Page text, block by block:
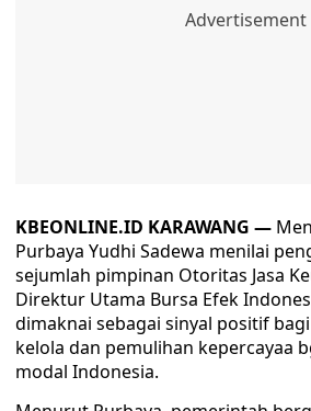
KBEONLINE.ID KARAWANG —
Purbaya Yudhi Sadewa menilai
sejumlah pimpinan Otoritas Jasa
Direktur Utama Bursa Efek
dimaknai sebagai sinyal positif
kelola dan pemulihan kepercayaa
modal Indonesia.